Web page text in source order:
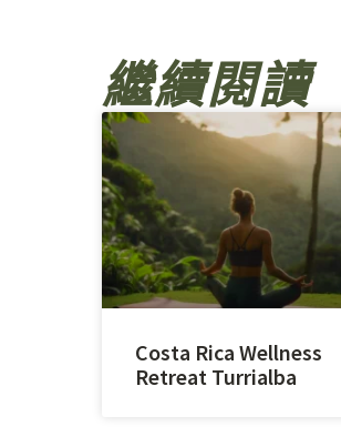
繼續閱讀
Costa Rica Wellness
Retreat Turrialba